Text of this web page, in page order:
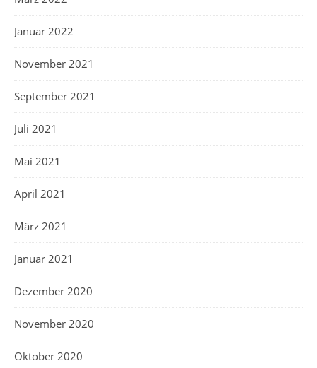
Januar 2022
November 2021
September 2021
Juli 2021
Mai 2021
April 2021
März 2021
Januar 2021
Dezember 2020
November 2020
Oktober 2020